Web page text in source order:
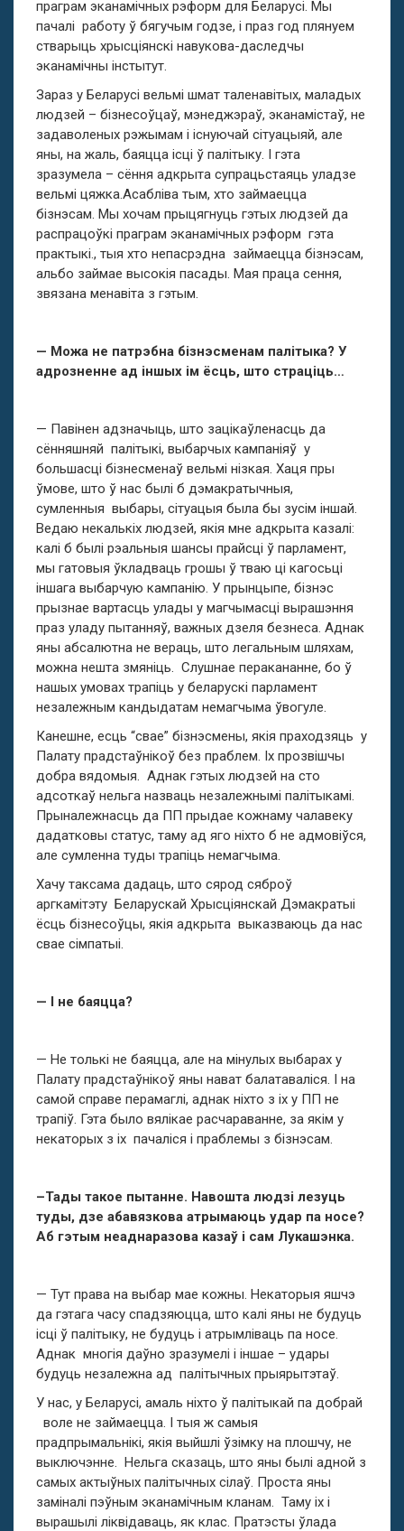
праграм эканамічных рэформ для Беларусі. Мы
пачалі работу ў бягучым годзе, і праз год плянуем
стварыць хрысціянскі навукова-даследчы
эканамічны інстытут.
Зараз у Беларусі вельмі шмат таленавітых, маладых
людзей – бізнесоўцаў, мэнеджэраў, эканамістаў, не
задаволеных рэжымам і існуючай сітуацыяй, але
яны, на жаль, баяцца ісці ў палітыку. І гэта
зразумела – сёння адкрыта супрацьстаяць уладзе
вельмі цяжка.Асабліва тым, хто займаецца
бізнэсам. Мы хочам прыцягнуць гэтых людзей да
распрацоўкі праграм эканамічных рэформ гэта
практыкі., тыя хто непасрэдна займаецца бізнэсам,
альбо займае высокія пасады. Мая праца сення,
звязана менавіта з гэтым.
— Можа не патрэбна бізнэсменам палітыка? У
адрозненне ад іншых ім ёсць, што страціць…
— Павінен адзначыць, што зацікаўленасць да
сённяшняй палітыкі, выбарчых кампаніяў у
большасці бізнесменаў вельмі нізкая. Хаця пры
ўмове, што ў нас былі б дэмакратычныя,
сумленныя выбары, сітуацыя была бы зусім іншай.
Ведаю некалькіх людзей, якія мне адкрыта казалі:
калі б былі рэальныя шансы прайсці ў парламент,
мы гатовыя ўкладваць грошы ў тваю ці кагосьці
іншага выбарчую кампанію. У прынцыпе, бізнэс
прызнае вартасць улады у магчымасці вырашэння
праз уладу пытанняў, важных дзеля безнеса. Аднак
яны абсалютна не вераць, што легальным шляхам,
можна нешта змяніць. Слушнае перакананне, бо ў
нашых умовах трапіць у беларускі парламент
незалежным кандыдатам немагчыма ўвогуле.
Канешне, есць “свае” бізнэсмены, якія праходзяць у
Палату прадстаўнікоў без праблем. Іх прозвішчы
добра вядомыя. Аднак гэтых людзей на сто
адсоткаў нельга назваць незалежнымі палітыкамі.
Прыналежнасць да ПП прыдае кожнаму чалавеку
дадатковы статус, таму ад яго ніхто б не адмовіўся,
але сумленна туды трапіць немагчыма.
Хачу таксама дадаць, што сярод сяброў
аргкамітэту Беларускай Хрысціянскай Дэмакратыі
ёсць бізнесоўцы, якія адкрыта выказваюць да нас
свае сімпатыі.
— І не баяцца?
— Не толькі не баяцца, але на мінулых выбарах у
Палату прадстаўнікоў яны нават балатаваліся. І на
самой справе перамаглі, аднак ніхто з іх у ПП не
трапіў. Гэта было вялікае расчараванне, за якім у
некаторых з іх пачаліся і праблемы з бізнэсам.
–Тады такое пытанне. Навошта людзі лезуць
туды, дзе абавязкова атрымаюць удар па носе?
Аб гэтым неаднаразова казаў і сам Лукашэнка.
— Тут права на выбар мае кожны. Некаторыя яшчэ
да гэтага часу спадзяюцца, што калі яны не будуць
ісці ў палітыку, не будуць і атрымліваць па носе.
Аднак многія даўно зразумелі і іншае – удары
будуць незалежна ад палітычных прыярытэтаў.
У нас, у Беларусі, амаль ніхто ў палітыкай па добрай
воле не займаецца. І тыя ж самыя
прадпрымальнікі, якія выйшлі ўзімку на плошчу, не
выключэнне. Нельга сказаць, што яны былі адной з
самых актыўных палітычных сілаў. Проста яны
заміналі пэўным эканамічным кланам. Таму іх і
вырашылі ліквідаваць, як клас. Пратэсты ўлада